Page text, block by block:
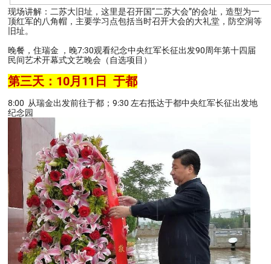
现场讲解：二苏大旧址，这里是召开国“二苏大会”的会址，造型为一
顶红军的八角帽，主要学习点包括当时召开大会的大礼堂，防空洞等
旧址。
晚餐，住瑞金 ，晚7:30观看纪念中央红军长征出发90周年第十四届
民间艺术开幕式文艺晚会（自选项目）
第三天：10月11日 于都
8:00 从瑞金出发前往于都；9:30 左右抵达于都中央红军长征出发地
纪念园